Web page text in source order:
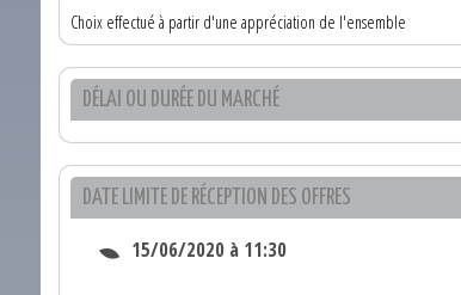
Choix effectué à partir d'une appréciation de l'ensemble
DÉLAI OU DURÉE DU MARCHÉ
DATE LIMITE DE RÉCEPTION DES OFFRES
15/06/2020 à 11:30